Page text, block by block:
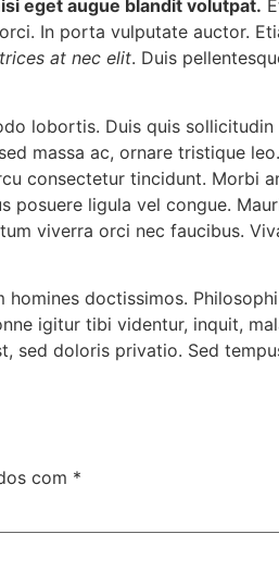
eget augue blandit volutpat.
In porta vulputate auctor.
at nec elit. Duis
lobortis. Duis quis sollicitudin
massa ac, ornare tristique
consectetur tincidunt. Morbi
ligula vel congue.
viverra orci nec faucibus.
doctissimos.
igitur tibi videntur, inquit,
sed doloris privatio. Sed
com *